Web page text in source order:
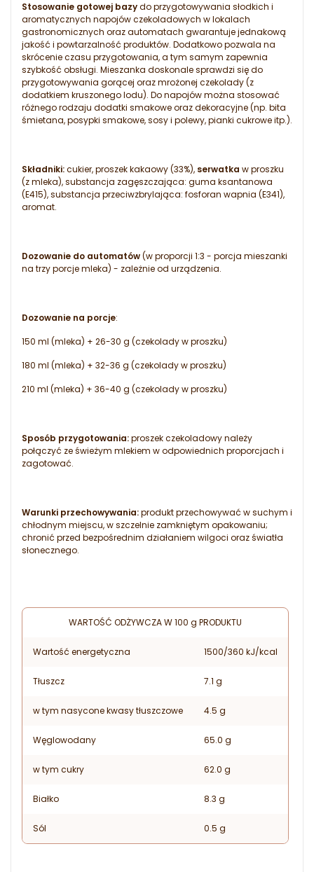
Stosowanie gotowej bazydo przygotowywania słodkich i
aromatycznych napojów czekoladowych w lokalach
gastronomicznych oraz automatach gwarantuje jednakową
jakość i powtarzalność produktów. Dodatkowo pozwala na
skrócenie czasu przygotowania, a tym samym zapewnia
szybkość obsługi. Mieszanka doskonale sprawdzi się do
przygotowywania gorącej oraz mrożonej czekolady (z
dodatkiem kruszonego lodu). Do napojów można stosować
różnego rodzaju dodatki smakowe oraz dekoracyjne (np. bita
śmietana, posypki smakowe, sosy i polewy, pianki cukrowe itp.).
Składniki:cukier, proszek kakaowy (33%), serwatka w proszku
(z mleka), substancja zagęszczająca: guma ksantanowa
(E415), substancja przeciwzbrylająca: fosforan wapnia (E341),
aromat.
Dozowanie do automatów(w proporcji 1:3 - porcja mieszanki
na trzy porcje mleka) - zależnie od urządzenia.
Dozowanie na porcje:
150 ml (mleka) + 26-30 g (czekolady w proszku)
180 ml (mleka) + 32-36 g (czekolady w proszku)
210 ml (mleka) + 36-40 g (czekolady w proszku)
Sposób przygotowania:proszek czekoladowy należy
połączyć ze świeżym mlekiem w odpowiednich proporcjach i
zagotować.
Warunki przechowywania:produkt przechowywać w suchym i
chłodnym miejscu, w szczelnie zamkniętym opakowaniu;
chronić przed bezpośrednim działaniem wilgoci oraz światła
słonecznego.
WARTOŚĆ ODŻYWCZA W 100 g PRODUKTU
Wartość energetyczna 1500/360 kJ/kcal
Tłuszcz 7.1 g
w tym nasycone kwasy tłuszczowe 4.5 g
Węglowodany 65.0 g
w tym cukry 62.0 g
Białko 8.3 g
Sól 0.5 g